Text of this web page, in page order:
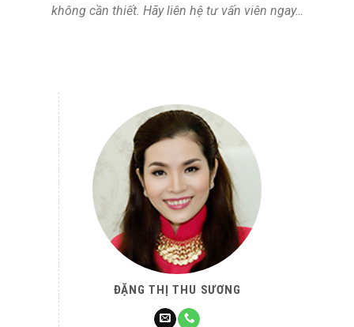
không cần thiết. Hãy liên hệ tư vấn viên ngay…
ĐẶNG THỊ THU SƯƠNG